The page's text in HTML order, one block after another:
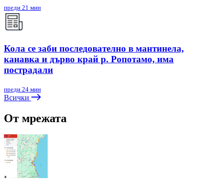
преди 21 мин
Кола се заби последователно в мантинела,
канавка и дърво край р. Ропотамо, има
пострадали
преди 24 мин
Всички
От мрежата